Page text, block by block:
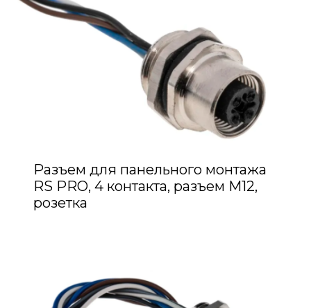
Разъем для панельного монтажа
RS PRO, 4 контакта, разъем M12,
розетка